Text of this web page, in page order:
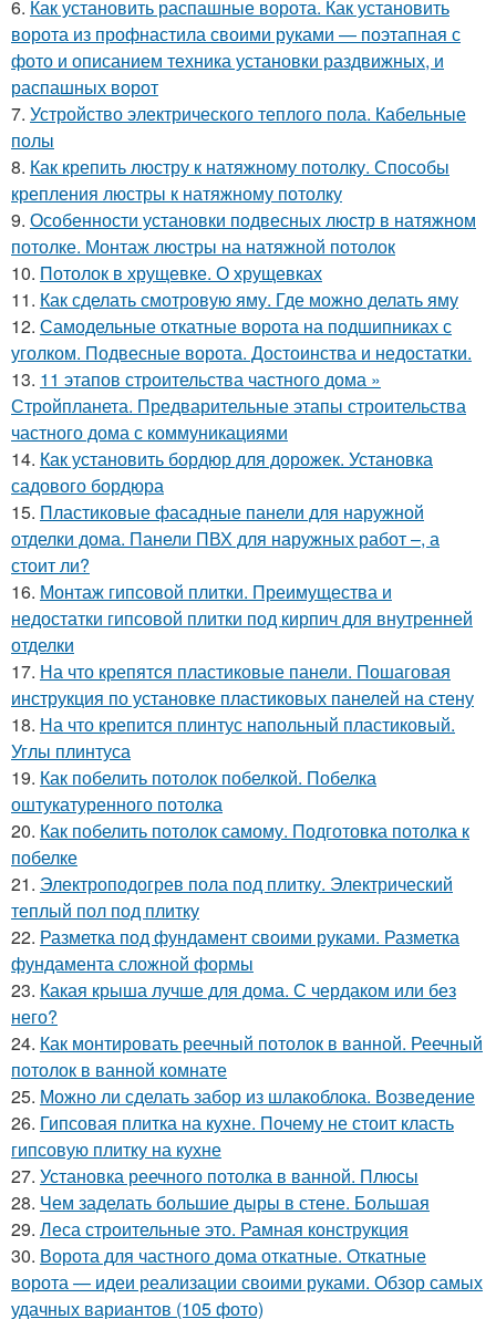
6. Как установить распашные ворота. Как установить
ворота из профнастила своими руками — поэтапная с
фото и описанием техника установки раздвижных, и
распашных ворот
7. Устройство электрического теплого пола. Кабельные
полы
8. Как крепить люстру к натяжному потолку. Способы
крепления люстры к натяжному потолку
9. Особенности установки подвесных люстр в натяжном
потолке. Монтаж люстры на натяжной потолок
10. Потолок в хрущевке. О хрущевках
11. Как сделать смотровую яму. Где можно делать яму
12. Самодельные откатные ворота на подшипниках с
уголком. Подвесные ворота. Достоинства и недостатки.
13. 11 этапов строительства частного дома »
Стройпланета. Предварительные этапы строительства
частного дома с коммуникациями
14. Как установить бордюр для дорожек. Установка
садового бордюра
15. Пластиковые фасадные панели для наружной
отделки дома. Панели ПВХ для наружных работ –, а
стоит ли?
16. Монтаж гипсовой плитки. Преимущества и
недостатки гипсовой плитки под кирпич для внутренней
отделки
17. На что крепятся пластиковые панели. Пошаговая
инструкция по установке пластиковых панелей на стену
18. На что крепится плинтус напольный пластиковый.
Углы плинтуса
19. Как побелить потолок побелкой. Побелка
оштукатуренного потолка
20. Как побелить потолок самому. Подготовка потолка к
побелке
21. Электроподогрев пола под плитку. Электрический
теплый пол под плитку
22. Разметка под фундамент своими руками. Разметка
фундамента сложной формы
23. Какая крыша лучше для дома. С чердаком или без
него?
24. Как монтировать реечный потолок в ванной. Реечный
потолок в ванной комнате
25. Можно ли сделать забор из шлакоблока. Возведение
26. Гипсовая плитка на кухне. Почему не стоит класть
гипсовую плитку на кухне
27. Установка реечного потолка в ванной. Плюсы
28. Чем заделать большие дыры в стене. Большая
29. Леса строительные это. Рамная конструкция
30. Ворота для частного дома откатные. Откатные
ворота — идеи реализации своими руками. Обзор самых
удачных вариантов (105 фото)